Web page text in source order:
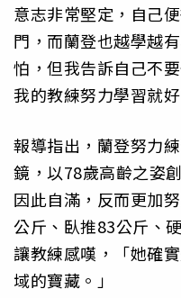
意志非常堅定，自己
門，而蘭登也越學越
怕，但我告訴自己不
我的教練努力學習就好
報導指出，蘭登努力
鏡，以78歲高齡之姿
因此自滿，反而更加
公斤、臥推83公斤、
讓教練感嘆，「她確
域的寶藏。」